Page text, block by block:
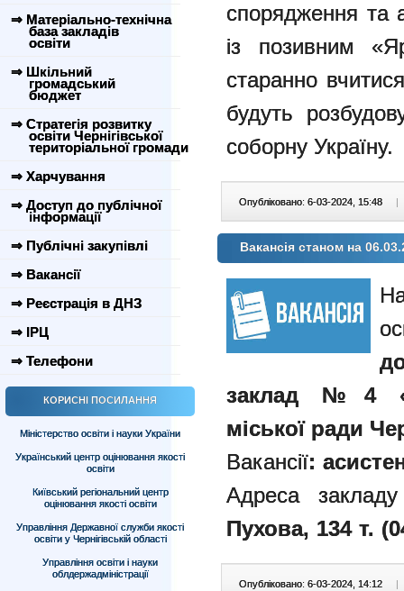
⇒ Матеріально-технічна
база закладів
освіти
⇒ Шкільний
громадський
бюджет
⇒ Стратегія розвитку
освіти Чернігівської
територіальної громади
⇒ Харчування
⇒ Доступ до публічної
інформації
⇒ Публічні закупівлі
⇒ Вакансії
⇒ Реєстрація в ДНЗ
⇒ ІРЦ
⇒ Телефони
КОРИСНІ ПОСИЛАННЯ
Міністерство освіти і науки України
Український центр оцінювання якості
освіти
Київський регіональний центр
оцінювання якості освіти
Управління Державної служби якості
освіти у Чернігівській області
Управління освіти і науки
облдержадміністрації
спорядження та
із позивним
старанно
будуть
соборну Україну.
Опубліковано: 6-03-2024, 15:48 |
Вакансія станом на
заклад №4
міської ради
Вакансії:
Адреса
Пухова, 134т.
Опубліковано: 6-03-2024, 14:12 |